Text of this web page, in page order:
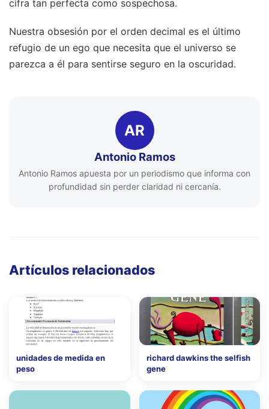
cifra tan perfecta como sospechosa.
Nuestra obsesión por el orden decimal es el último
refugio de un ego que necesita que el universo se
parezca a él para sentirse seguro en la oscuridad.
AR
Antonio Ramos
Antonio Ramos apuesta por un periodismo que informa con
profundidad sin perder claridad ni cercanía.
Artículos relacionados
unidades de medida en
peso
richard dawkins the selfish
gene